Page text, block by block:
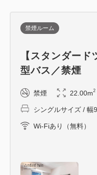
禁煙ルーム
【スタンダー
型バス／禁煙
禁煙 22.00m2
シングルサイズ / 幅
Wi-Fiあり（無料）